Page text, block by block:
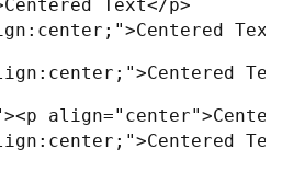
Text</p>